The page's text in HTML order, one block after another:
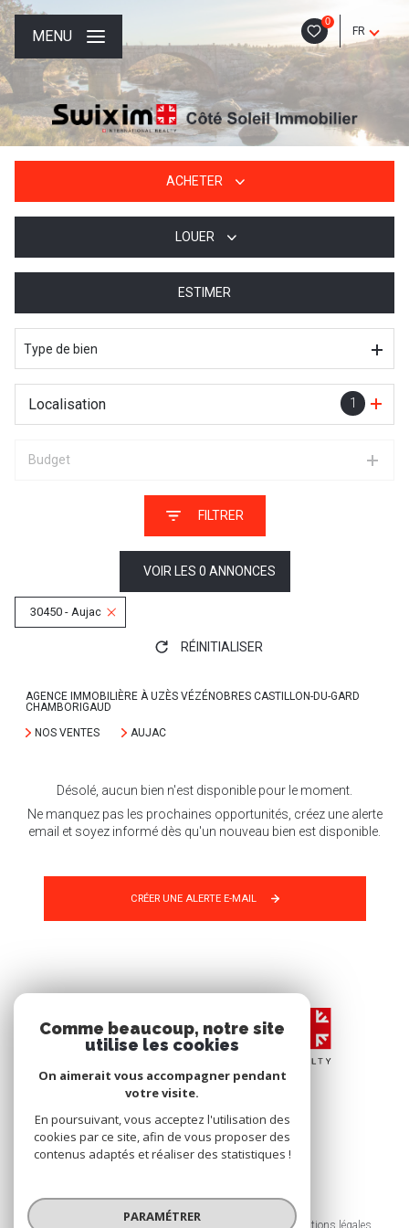
0
FR
MENU
ACHETER
De l'immo pro
LOUER
De l'immo pro
ESTIMER
Type de bien
1
Localisation
Budget
FILTRER
VOIR LES 0 ANNONCES
30450 - Aujac
RÉINITIALISER
AGENCE IMMOBILIÈRE À UZÈS VÉZÉNOBRES CASTILLON-DU-GARD
CHAMBORIGAUD
NOS VENTES
AUJAC
Désolé, aucun bien n'est disponible pour le moment.
Ne manquez pas les prochaines opportunités, créez une alerte
email et soyez informé dès qu'un nouveau bien est disponible.
CRÉER UNE ALERTE E-MAIL
© 2026 | Tous droits réservés
Comme beaucoup, notre site
utilise les cookies
On aimerait vous accompagner pendant
votre visite.
En poursuivant, vous acceptez l'utilisation des
cookies par ce site, afin de vous proposer des
contenus adaptés et réaliser des statistiques !
PARAMÉTRER